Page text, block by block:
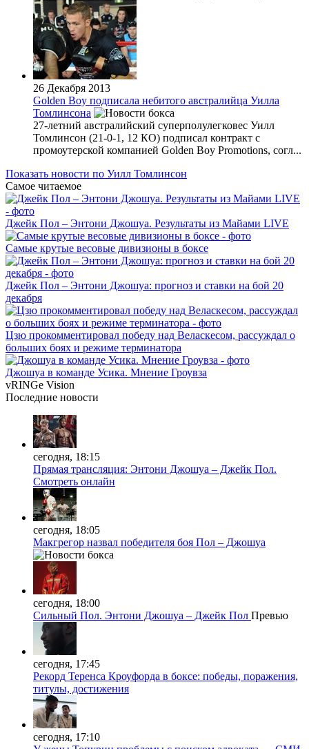
26 Декабря 2013
Golden Boy подписала небитого австралийца Уилла
Томлинсона
27-летний австралийский суперполулегковес Уилл
Томлинсон (21-0-1, 12 КО) подписал контракт с
промоутерской компанией Golden Boy Promotions, согл...
Показать новости по Уилл Томлинсон
Самое читаемое
Джейк Пол – Энтони Джошуа. Результаты из Майами LIVE
Самые крутые весовые дивизионы в боксе
Джейк Пол – Энтони Джошуа: прогноз и ставки на бой 20
декабря
Цзю прокомментировал победу над Веласкесом, рассуждал о
больших боях и режиме терминатора
Джошуа в команде Усика. Мнение Гроувза
vRINGe Vision
Последние новости
сегодня, 18:15
Прямая трансляция: Энтони Джошуа – Джейк Пол.
Смотреть онлайн
сегодня, 18:05
Макгрегор назвал победителя боя Пол – Джошуа
сегодня, 18:00
Сильный Пол. Энтони Джошуа – Джейк Пол Превью
сегодня, 17:45
Рекорд Теренса Кроуфорда в боксе: победы, поражения,
титулы, достижения
сегодня, 17:10